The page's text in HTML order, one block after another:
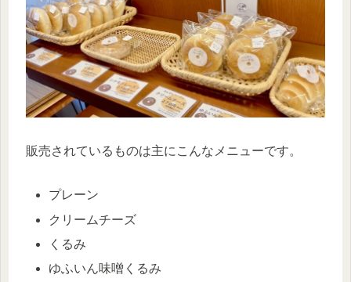
販売されているものは主にこんなメニューです。
プレーン
クリームチーズ
くるみ
ゆふいん味噌くるみ